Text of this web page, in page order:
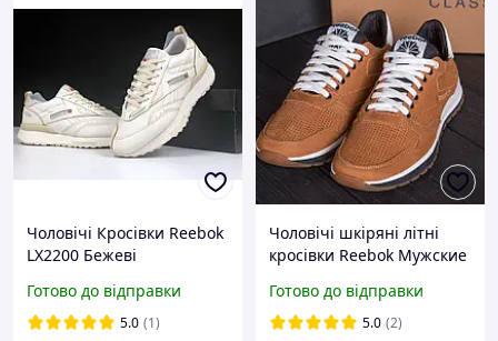
Чоловічі Кросівки Reebok
LX2200 Бежеві
Готово до відправки
5.0 (1)
Чоловічі шкіряні літні
кросівки Reebok Мужские
кроссовки Reebok
Готово до відправки
5.0 (2)